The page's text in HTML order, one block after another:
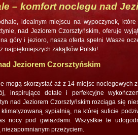
– komfort noclegu nad
idealnym miejscu na wypoczynek,
nad Jeziorem Czorsztyńskim, oferuje
góry i jezioro, nasza oferta spełni Wasze
najpiękniejszych zakątków Polski!
Jeziorem Czorsztyńskim
mogą skorzystać aż z 14 miejsc noclegowych
inspirujące detale i perfekcyjne
nad Jeziorem Czorsztyńskim rozciąga się
sypialnią, na której suficie
nocy pod gwiazdami. Wszystkie te
przeżyciem.